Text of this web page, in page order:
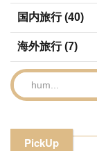
国内旅行 (40)
海外旅行 (7)
PickUp